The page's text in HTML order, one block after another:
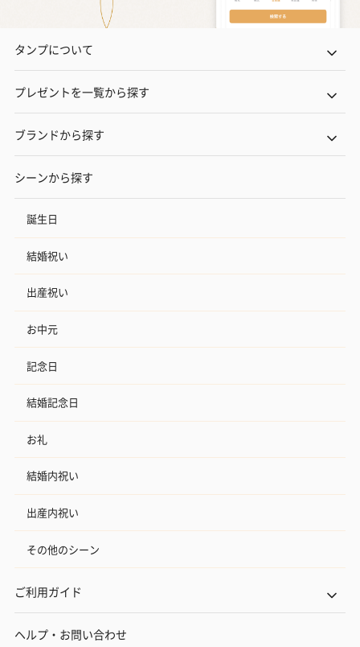
タンプについて
プレゼントを一覧から探す
ブランドから探す
シーンから探す
誕生日
結婚祝い
出産祝い
お中元
記念日
結婚記念日
お礼
結婚内祝い
出産内祝い
その他のシーン
ご利用ガイド
ヘルプ・お問い合わせ